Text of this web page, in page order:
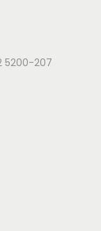
5200-207